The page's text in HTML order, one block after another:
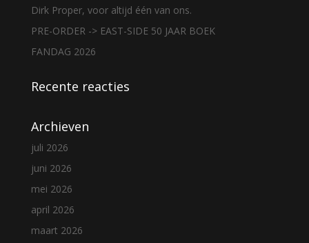
Dirk Proper, voor altijd één van ons.
PRE-ORDER -> EAST-SIDE 50 JAAR BOEK
FANDAG 2026
Recente reacties
Archieven
juli 2026
juni 2026
mei 2026
april 2026
maart 2026